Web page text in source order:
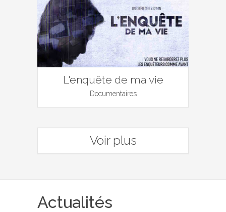
L'enquête de ma vie
Documentaires
Voir plus
Actualités